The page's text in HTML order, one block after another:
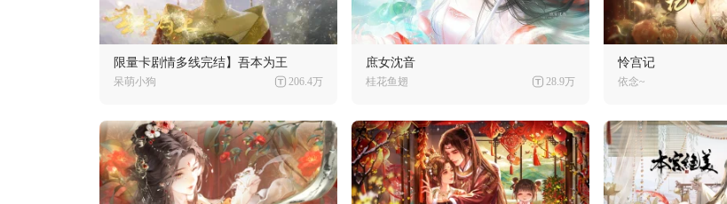
限量卡剧情多线完结】吾本为王
呆萌小狗 206.4万
庶女沈音
桂花鱼翅 28.9万
怜宫记
依念~